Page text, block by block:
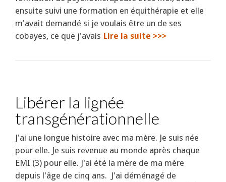
ensuite suivi une formation en équithérapie et elle
m'avait demandé si je voulais être un de ses
cobayes, ce que j'avais Lire la suite >>>
Libérer la lignée
transgénérationnelle
J'ai une longue histoire avec ma mère. Je suis née
pour elle. Je suis revenue au monde après chaque
EMI (3) pour elle. J'ai été la mère de ma mère
depuis l'âge de cinq ans. J'ai déménagé de